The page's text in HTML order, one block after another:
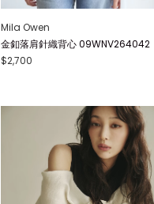
Mila Owen
金釦落肩針織背心 09WNV264042
$2,700